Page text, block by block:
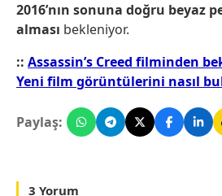
2016’nın sonuna doğru beyaz
alması bekleniyor.
:: Assassin’s Creed filminden
Yeni film görüntülerini nasıl
Paylaş:
3 Yorum